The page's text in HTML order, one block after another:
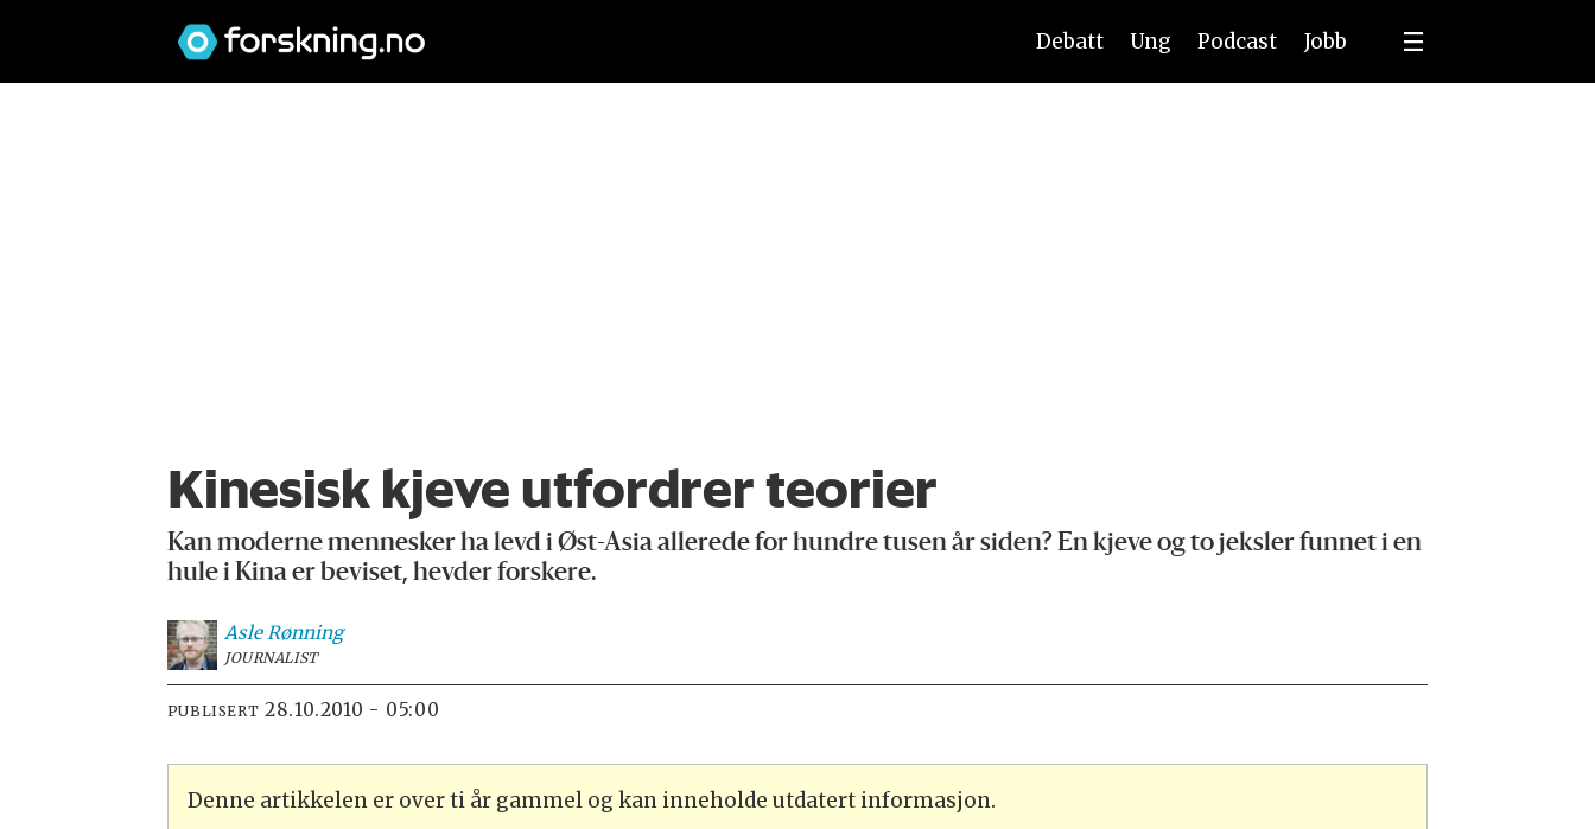
Debatt Ung Podcast Jobb
Kinesisk kjeve utfordrer teorier
Kan moderne mennesker ha levd i Øst-Asia allerede for hundre tusen år siden? En kjeve og to jeksler funnet i en
hule i Kina er beviset, hevder forskere.
Asle Rønning
JOURNALIST
PUBLISERT 28.10.2010 - 05:00
Denne artikkelen er over ti år gammel og kan inneholde utdatert informasjon.